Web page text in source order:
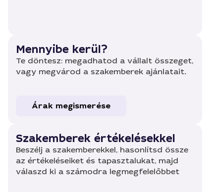
Mennyibe kerül?
Te döntesz: megadhatod a vállalt összeget,
vagy megvárod a szakemberek ajánlatait.
Árak megismerése
Szakemberek értékelésekkel
Beszélj a szakemberekkel, hasonlítsd össze
az értékeléseiket és tapasztalukat, majd
válaszd ki a számodra legmegfelelőbbet